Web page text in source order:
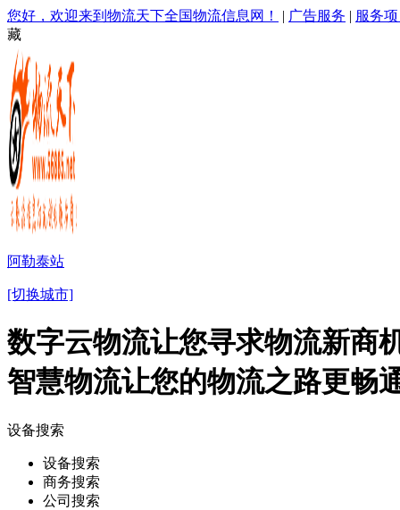
您好，欢迎来到物流天下全国物流信息网！ | 广告服务 | 服务
藏
阿勒泰站
[切换城市]
数字云物流让您寻求物流新商
智慧物流让您的物流之路更畅
设备搜索
设备搜索
商务搜索
公司搜索